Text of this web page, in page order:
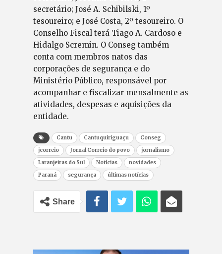
secretário; José A. Schibilski, 1º
tesoureiro; e José Costa, 2º tesoureiro. O
Conselho Fiscal terá Tiago A. Cardoso e
Hidalgo Scremin. O Conseg também
conta com membros natos das
corporações de segurança e do
Ministério Público, responsável por
acompanhar e fiscalizar mensalmente as
atividades, despesas e aquisições da
entidade.
Cantu Cantuquiriguaçu
Conseg
jcorreio
Jornal Correio do povo
jornalismo
Laranjeiras do Sul
Notícias
novidades
Paraná
segurança últimas notícias
Share